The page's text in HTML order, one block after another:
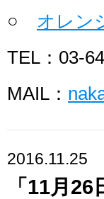
○ オレン
TEL：03-
MAIL：
2016.11.25
「11月